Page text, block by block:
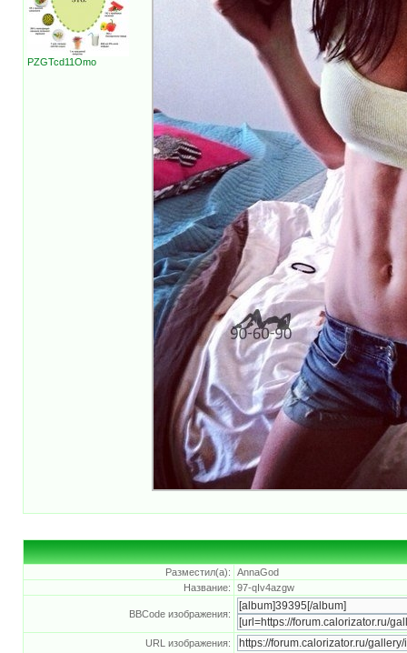
PZGTcd11Omo
Разместил(а):
AnnaGod
Название:
97-qIv4azgw
BBCode изображения:
URL изображения: